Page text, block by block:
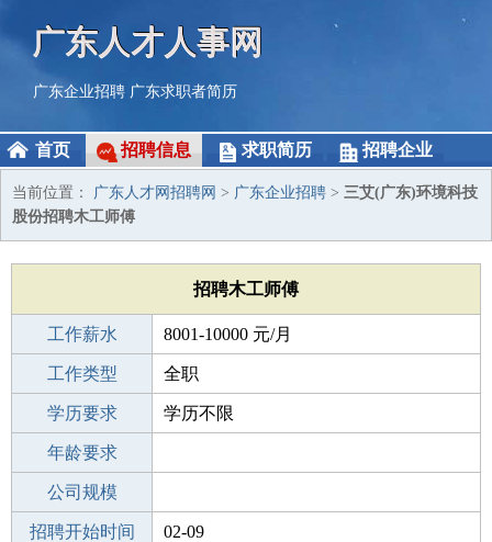
广东人才人事网
广东企业招聘 广东求职者简历
首页 招聘信息 求职简历 招聘企业
当前位置： 广东人才网招聘网 > 广东企业招聘 > 三艾(广东)环境科技
股份招聘木工师傅
招聘木工师傅
工作薪水 8001-10000 元/月
招聘人数 5人
工作类型 全职
性别要求 -
学历要求 学历不限
工作经验
年龄要求
工作地点
公司规模
公司电话
招聘开始时间 02-09